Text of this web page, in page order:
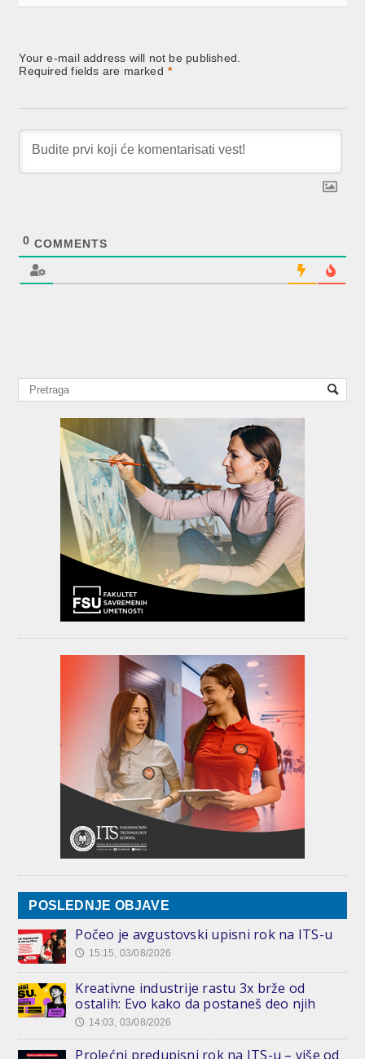
Your e-mail address will not be published.
Required fields are marked *
0 COMMENTS
POSLEDNJE OBJAVE
Počeo je avgustovski upisni rok na ITS-u
🕔 15:15, 03/08/2026
Kreativne industrije rastu 3x brže od
ostalih: Evo kako da postaneš deo njih
🕔 14:03, 03/08/2026
Prolećni predupisni rok na ITS-u – više od